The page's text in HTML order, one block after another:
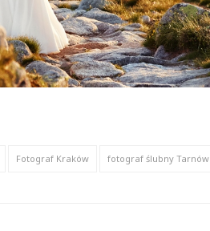
Fotograf Kraków fotograf ślubny Tarnów